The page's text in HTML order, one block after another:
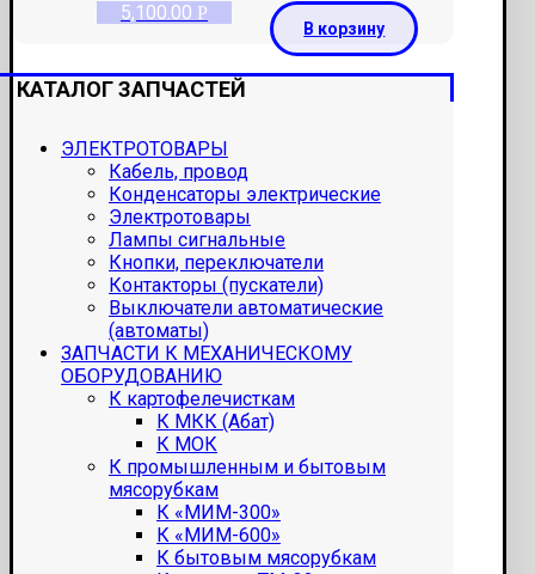
5,100.00 Р
В корзину
КАТАЛОГ ЗАПЧАСТЕЙ
ЭЛЕКТРОТОВАРЫ
Кабель, провод
Конденсаторы электрические
Электротовары
Лампы сигнальные
Кнопки, переключатели
Контакторы (пускатели)
Выключатели автоматические
(автоматы)
ЗАПЧАСТИ К МЕХАНИЧЕСКОМУ
ОБОРУДОВАНИЮ
К картофелечисткам
К МКК (Абат)
К МОК
К промышленным и бытовым
мясорубкам
К «МИМ-300»
К «МИМ-600»
К бытовым мясорубкам